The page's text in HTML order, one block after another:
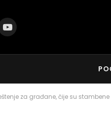
YouTube
za građane, čije su